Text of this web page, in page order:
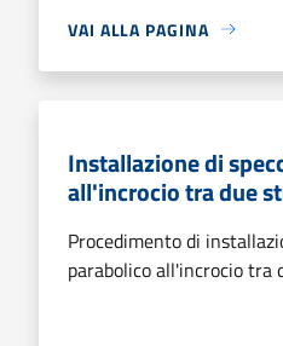
VAI ALLA PAGINA
Installazione di
all'incrocio tra due
Procedimento di
parabolico all'incrocio tra